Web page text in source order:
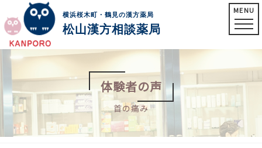
横浜桜木町・鶴見の漢方薬局
松山漢方相談薬局
MENU
体験者の声
首の痛み